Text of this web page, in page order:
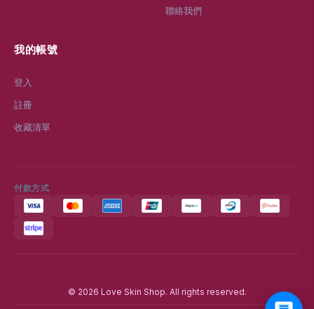
聯絡我們
我的帳號
登入
註冊
收藏清單
付款方式
© 2026 Love Skin Shop. All rights reserved.